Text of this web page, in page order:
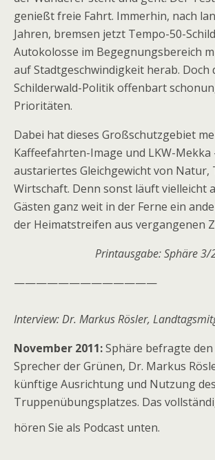
genießt freie Fahrt. Immerhin, nach
Jahren, bremsen jetzt Tempo-50-
Autokolosse im Begegnungsbereich
auf Stadtgeschwindigkeit herab. Doch
Schilderwald-Politik offenbart
Prioritäten.
Dabei hat dieses Großschutzgebiet
Kaffeefahrten-Image und LKW-Mekka
austariertes Gleichgewicht von Natur,
Wirtschaft. Denn sonst läuft vielleicht
Gästen ganz weit in der Ferne ein
der Heimatstreifen aus vergangenen
Printausgabe: Sphäre 3/
—————————————
Interview: Dr. Markus Rösler,
November 2011:Sphäre befragte
Sprecher der Grünen, Dr. Markus
künftige Ausrichtung und Nutzung des
Truppenübungsplatzes. Das
hören Sie als Podcast unten.